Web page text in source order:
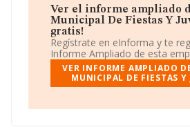
Municipal De Fiestas Y Juventud
como Corporaciones locales.
Ver el informe ampliado
Municipal De Fiestas Y
gratis!
Regístrate en eInforma y te
Informe Ampliado de esta
VER INFORME AMPLIADO
MUNICIPAL DE FIESTAS Y